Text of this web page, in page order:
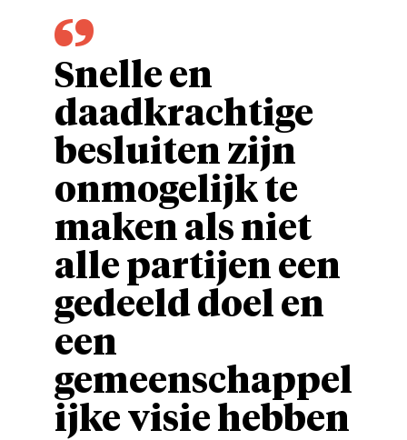
Snelle en
daadkrachtige
besluiten zijn
onmogelijk te
maken als niet
alle partijen een
gedeeld doel en
een
gemeenschappel
ijke visie hebben